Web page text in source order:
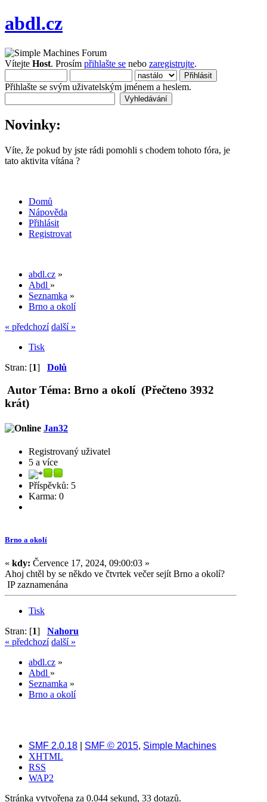
abdl.cz
Vítejte Host. Prosím přihlašte se nebo zaregistrujte.
Přihlašte se svým uživatelským jménem a heslem.
Novinky:
Víte, že pokud by jste rádi pomohli s chodem tohoto fóra, je
tato aktivita vítána ?
Domů
Nápověda
Přihlásit
Registrovat
abdl.cz »
Abdl »
Seznamka »
Brno a okolí
« předchozí další »
Tisk
Stran: [1] Dolů
Autor Téma: Brno a okolí (Přečteno 3932
krát)
Jan32
Registrovaný uživatel
5 a více
Příspěvků: 5
Karma: 0
Brno a okolí
« kdy: Července 17, 2024, 09:00:03 »
Ahoj chtěl by se někdo ve čtvrtek večer sejít Brno a okolí?
IP zaznamenána
Tisk
Stran: [1] Nahoru
« předchozí další »
abdl.cz »
Abdl »
Seznamka »
Brno a okolí
SMF 2.0.18 SMF © 2015, Simple Machines
XHTML
RSS
WAP2
Stránka vytvořena za 0.044 sekund, 33 dotazů.